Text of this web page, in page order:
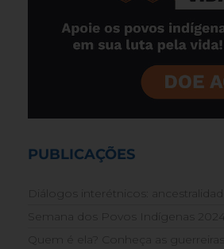
PUBLICAÇÕES
Diálogos interétnicos:
Semana dos Povos Indígenas 2024
Quem é ela? Conheça as